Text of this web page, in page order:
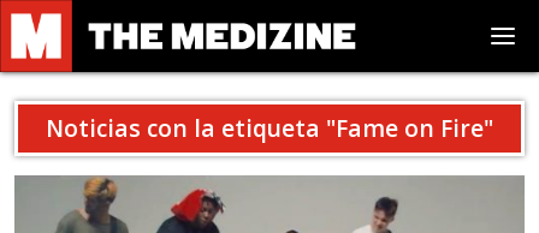
Noticias con la etiqueta "Fame on Fire"